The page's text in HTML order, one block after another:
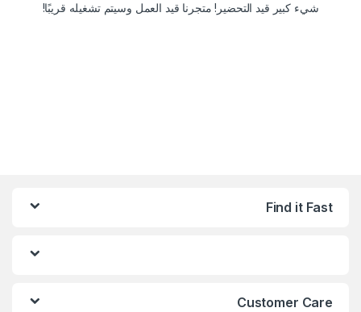
شيء كبير قيد التحضير! متجرنا قيد العمل وسيتم تشغيله قريبًا!
Find it Fast
Customer Care